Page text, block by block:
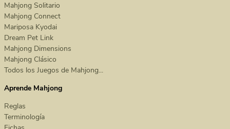
Mahjong Solitario
Mahjong Connect
Mariposa Kyodai
Dream Pet Link
Mahjong Dimensions
Mahjong Clásico
Todos los Juegos de Mahjong...
Aprende Mahjong
Reglas
Terminología